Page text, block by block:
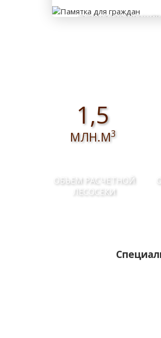
осуществляющих
1,5
МЛН.М3
ОБЪЕМ РАСЧЕТНОЙ
ЛЕСОСЕКИ